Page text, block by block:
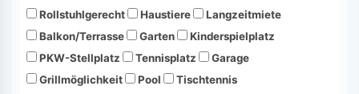
Rollstuhlgerecht
Haustiere
Langzeitmiete
Balkon/Terrasse
Garten
Kinderspielplatz
PKW-Stellplatz
Tennisplatz
Garage
Grillmöglichkeit
Pool
Tischtennis